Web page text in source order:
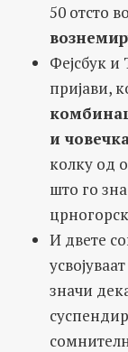
50 отсто
Фејсбук и
пријави,
и
колку од
што го
И двете
усвојуваат
значи